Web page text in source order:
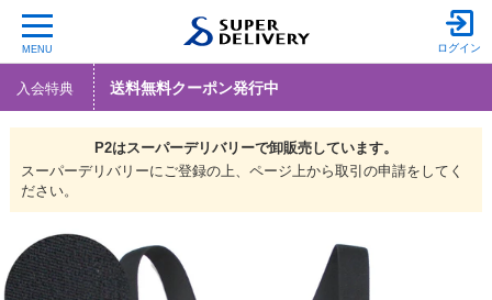
MENU ログイン
入会特典 送料無料クーポン発行中
P2はスーパーデリバリーで卸販売しています。
スーパーデリバリーにご登録の上、ページ上から取引の申請をしてく
ださい。